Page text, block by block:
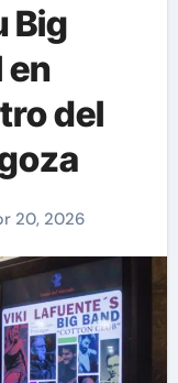
Big
en
del
20, 2026